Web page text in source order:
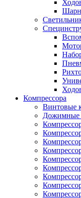
Компрессора
Винтовые
Дожимные